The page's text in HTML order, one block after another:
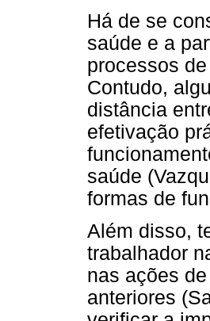
Há de se
saúde e a
processos
Contudo,
distância
efetivação
saúde
formas de
Além disso,
trabalhador
nas ações
anteriores